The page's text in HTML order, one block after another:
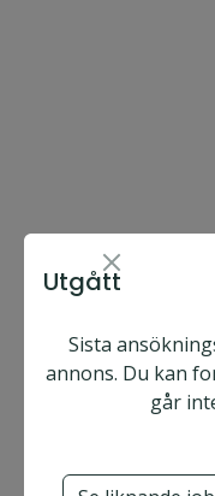
Utgått
Sista
annons. Du kan
går